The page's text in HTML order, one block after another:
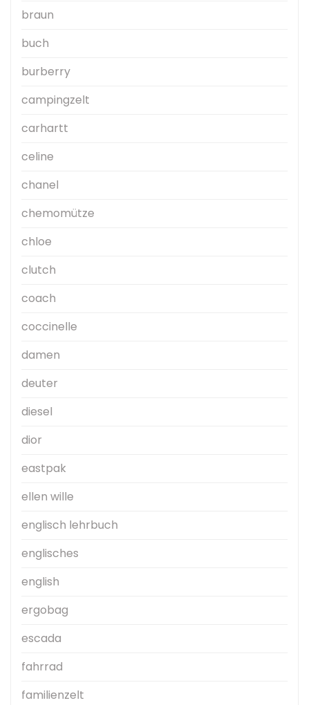
braun
buch
burberry
campingzelt
carhartt
celine
chanel
chemomütze
chloe
clutch
coach
coccinelle
damen
deuter
diesel
dior
eastpak
ellen wille
englisch lehrbuch
englisches
english
ergobag
escada
fahrrad
familienzelt